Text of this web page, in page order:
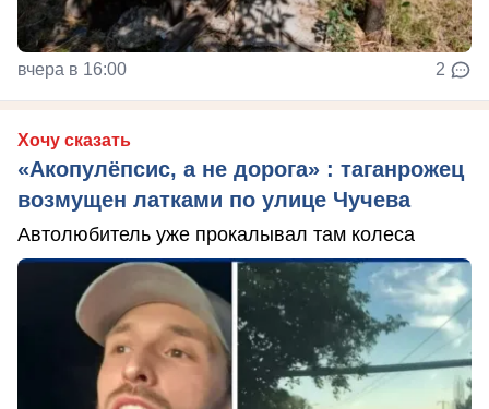
вчера в 16:00 2
Хочу сказать
«Акопулёпсис, а не дорога» : таганрожец
возмущен латками по улице Чучева
Автолюбитель уже прокалывал там колеса